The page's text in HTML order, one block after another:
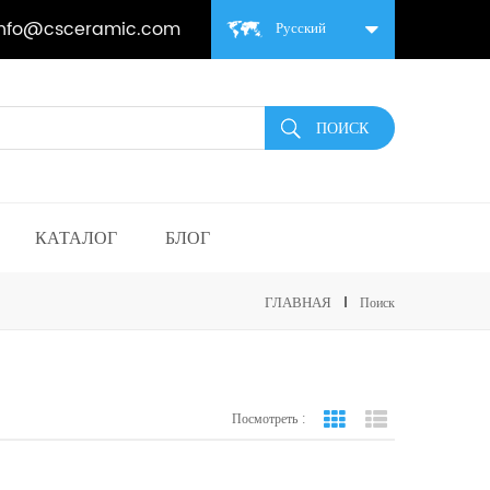
Русский
КАТАЛОГ БЛОГ
ГЛАВНАЯ Поиск
Посмотреть : вид сетки